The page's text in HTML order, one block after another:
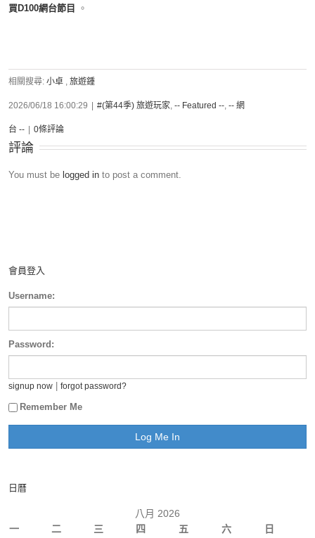
買D100網台節目
。
相關搜尋: 小卓 , 旅遊鍾
2026/06/18 16:00:29 #(第44季) 旅遊玩家, -- Featured --, -- 網
台 -- 0條評論
評論
You must be logged in to post a comment.
會員登入
Username:
Password:
signup now forgot password?
Remember Me
日曆
八月 2026
一
二 三 四 五 六 日